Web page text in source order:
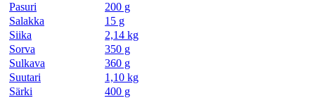
Pasuri
200 g
Salakka
15 g
Siika
2,14 kg
Sorva
350 g
Sulkava
360 g
Suutari
1,10 kg
Särki
400 g